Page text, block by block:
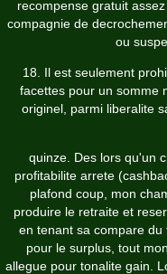
recompense gratuit
compagnie de
ou
18. Il est seulement
facettes pour un somme
originel, parmi liberalite
quinze. Des lors qu'un
profitabilite arrete
plafond coup, mon
produire le retraite et
en tenant sa compare
pour le surplus, tout
allegue pour tonalite gain.